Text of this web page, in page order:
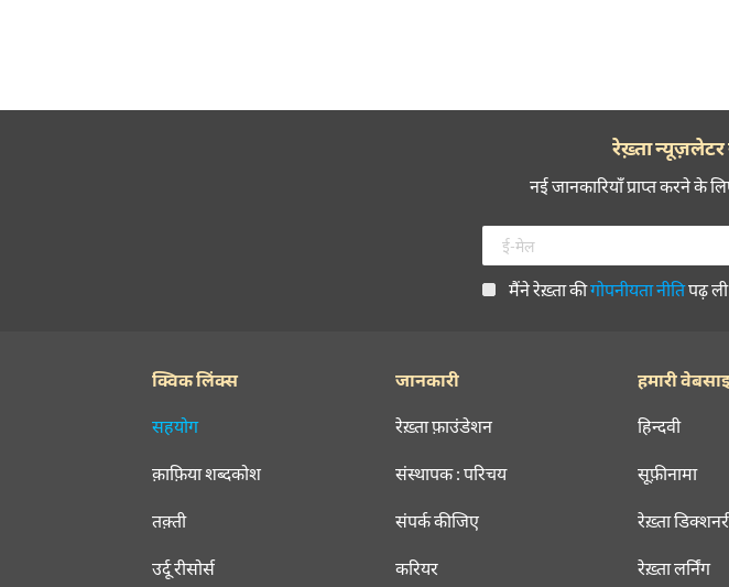
रेख़्ता न्यूज़लेटर
नई जानकारियाँ प्राप्त करने के
मैंने रेख़्ता कीगोपनीयता नीतिपढ़
क्विक लिंक्स
सहयोग
क़ाफ़िया शब्दकोश
तक़्ती
उर्दू रीसोर्स
जानकारी
रेख़्ता फ़ाउंडेशन
संस्थापक : परिचय
संपर्क कीजिए
करियर
हमारी
हिन्दवी
सूफ़ीनामा
रेख़्ता
रेख़्ता लर्निंग